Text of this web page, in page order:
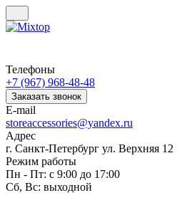
Телефоны
+7 (967) 968-48-48
Заказать звонок
E-mail
storeaccessories@yandex.ru
Адрес
г. Санкт-Петербург ул. Верхняя 12
Режим работы
Пн - Пт: с 9:00 до 17:00
Сб, Вс: выходной